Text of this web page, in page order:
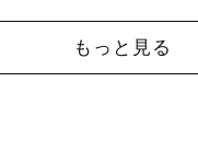
もっと見る